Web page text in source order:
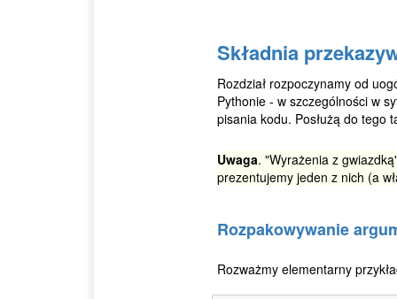
Składnia
Rozdział rozpoczynamy od
Pythonie - w szczególności w
pisania kodu. Posłużą do tego
Uwaga. "Wyrażenia z
prezentujemy jeden z nich (a
Rozpakowywanie
Rozważmy elementarny